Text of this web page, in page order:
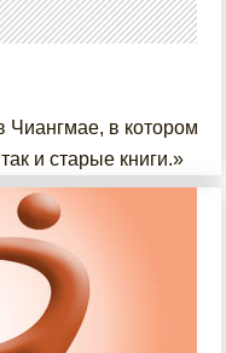
Чиангмае, в котором
и старые книги.»